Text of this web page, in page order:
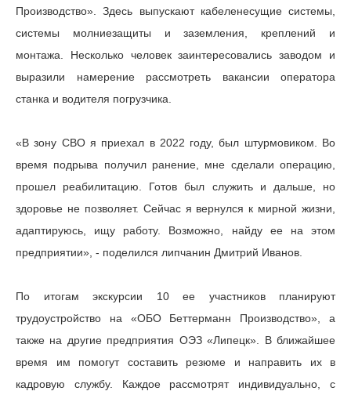
Производство». Здесь выпускают кабеленесущие системы,
системы молниезащиты и заземления, креплений и
монтажа. Несколько человек заинтересовались заводом и
выразили намерение рассмотреть вакансии оператора
станка и водителя погрузчика.
«В зону СВО я приехал в 2022 году, был штурмовиком. Во
время подрыва получил ранение, мне сделали операцию,
прошел реабилитацию. Готов был служить и дальше, но
здоровье не позволяет. Сейчас я вернулся к мирной жизни,
адаптируюсь, ищу работу. Возможно, найду ее на этом
предприятии», - поделился липчанин Дмитрий Иванов.
По итогам экскурсии 10 ее участников планируют
трудоустройство на «ОБО Беттерманн Производство», а
также на другие предприятия ОЭЗ «Липецк». В ближайшее
время им помогут составить резюме и направить их в
кадровую службу. Каждое рассмотрят индивидуально, с